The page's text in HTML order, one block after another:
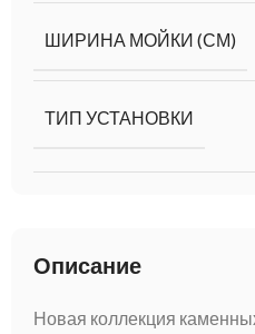
Описание
Новая коллекция
ШИРИНА МОЙКИ (СМ)
ТИП УСТАНОВКИ